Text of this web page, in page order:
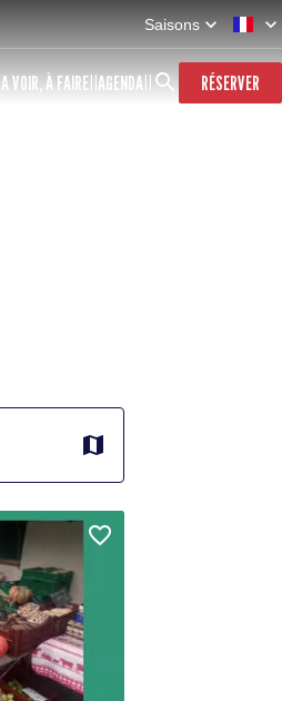
Saisons
A VOIR, À FAIRE AGENDA RÉSERVER